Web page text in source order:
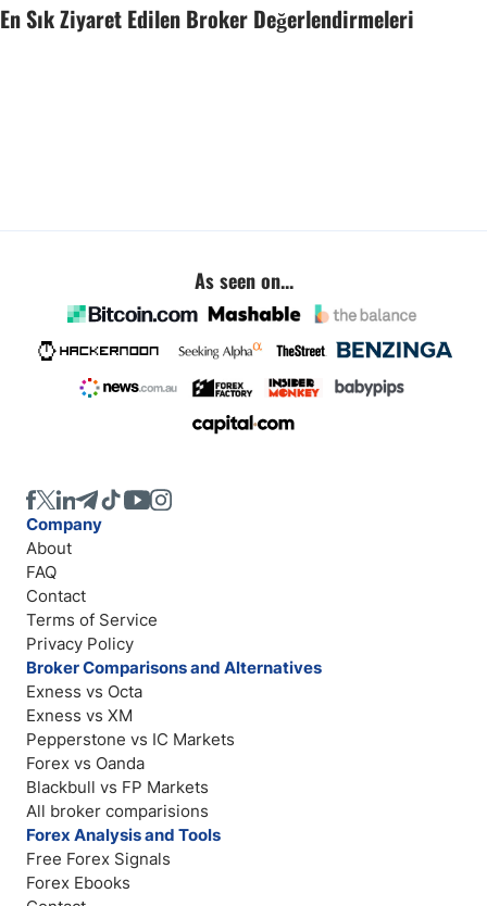
En Sık Ziyaret Edilen Broker Değerlendirmeleri
As seen on...
Company
About
FAQ
Contact
Terms of Service
Privacy Policy
Broker Comparisons and Alternatives
Exness vs Octa
Exness vs XM
Pepperstone vs IC Markets
Forex vs Oanda
Blackbull vs FP Markets
All broker comparisions
Forex Analysis and Tools
Free Forex Signals
Forex Ebooks